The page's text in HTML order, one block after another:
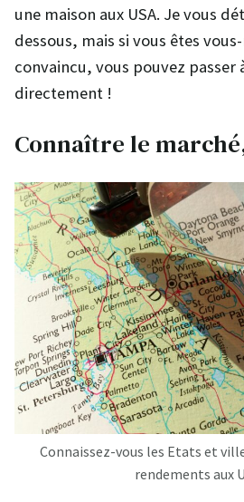
une maison aux USA. Je vous
dessous, mais si vous êtes
convaincu, vous pouvez passer
directement !
Connaître le
Connaissez-vous les Etats et
rendements aux